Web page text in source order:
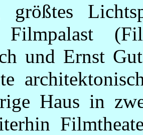
größtes
Filmpalast
und Ernst
Haus in